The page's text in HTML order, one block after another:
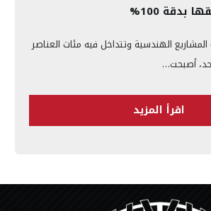
100%
الهندسية وتتداخل فيه مئات العناصر
أصبحت…
اقرأ المزيد